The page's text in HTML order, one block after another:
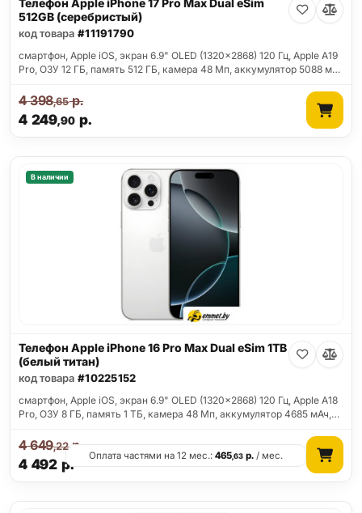
Телефон Apple iPhone 17 Pro Max Dual eSim
512GB (серебристый)
код товара #11191790
смартфон, Apple iOS, экран 6.9" OLED (1320x2868) 120 Гц, Apple A19
Pro, ОЗУ 12 ГБ, память 512 ГБ, камера 48 Мп, аккумулятор 5088 м…
4 249,90 р.
4 398,65р.
В наличии
Телефон Apple iPhone 16 Pro Max Dual eSim 1TB
(белый титан)
код товара #10225152
смартфон, Apple iOS, экран 6.9" OLED (1320x2868) 120 Гц, Apple A18
Pro, ОЗУ 8 ГБ, память 1 ТБ, камера 48 Мп, аккумулятор 4685 мАч,…
4 492 р.
4 649,22р.
Оплата частями на 12 мес.:465,63 р. / мес.